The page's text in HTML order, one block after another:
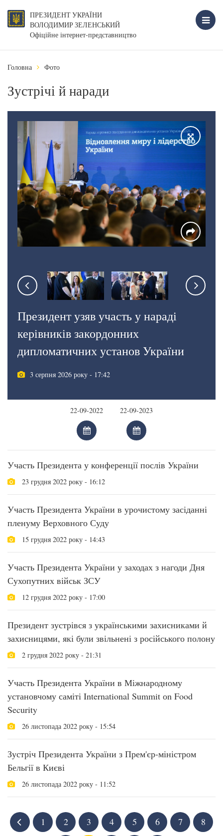
ПРЕЗИДЕНТ УКРАЇНИ
ВОЛОДИМИР ЗЕЛЕНСЬКИЙ
Офіційне інтернет-представництво
Головна Фото
Зустрічі й наради
Президент узяв участь у нараді
керівників закордонних
дипломатичних установ України
3 серпня 2026 року - 17:42
Участь Президента у конференції послів України
23 грудня 2022 року - 16:12
Участь Президента України в урочистому засіданні
пленуму Верховного Суду
15 грудня 2022 року - 14:43
Участь Президента України у заходах з нагоди Дня
Сухопутних військ ЗСУ
12 грудня 2022 року - 17:00
Президент зустрівся з українськими захисниками й
захисницями, які були звільнені з російського полону
2 грудня 2022 року - 21:31
Участь Президента України в Міжнародному
установчому саміті International Summit оn Food
Security
26 листопада 2022 року - 15:54
Зустріч Президента України з Прем'єр-міністром
Бельгії в Києві
26 листопада 2022 року - 11:52
1 2 3 4 5 6 7
8